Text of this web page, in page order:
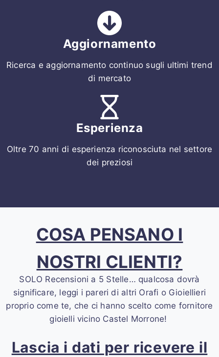
Aggiornamento
Ricerca e aggiornamento continuo sugli ultimi trend
di mercato
Esperienza
Oltre 70 anni di esperienza riconosciuta nel settore
dei preziosi
COSA PENSANO I
NOSTRI CLIENTI?
SOLO Recensioni a 5 Stelle… qualcosa dovrà
significare, leggi i pareri di altri Orafi o Gioiellieri
proprio come te, che ci hanno scelto come fornitore
gioielli vicino Castel Morrone!
Lascia i dati per ricevere il